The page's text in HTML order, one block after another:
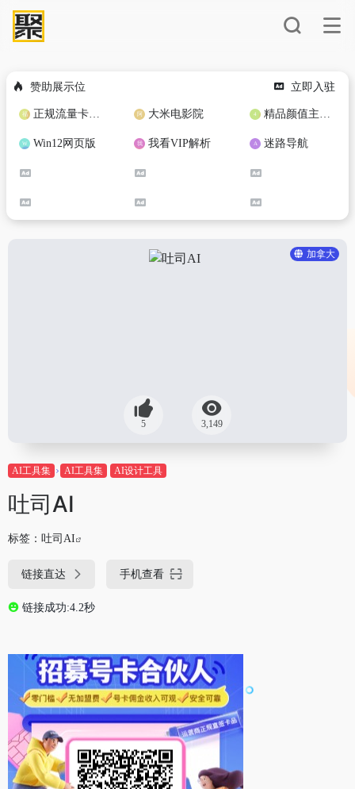
赞助展示位 立即入驻
正规流量卡免费加盟合作 大米电影院 精品颜值主播定制
Win12网页版 我看VIP解析 迷路导航
加拿大
5 3,149
AI工具集 AI工具集 AI设计工具
吐司AI
标签： 吐司AI
链接直达 手机查看
链接成功:4.2秒